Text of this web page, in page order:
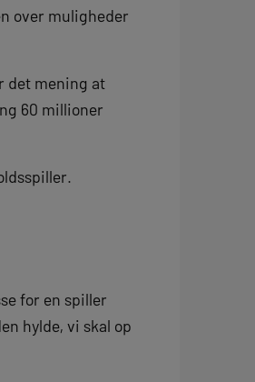
over muligheder
det mening at
60 millioner
for en spiller
hylde, vi skal op